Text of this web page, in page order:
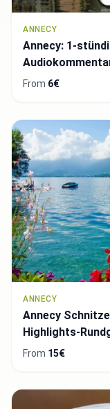
ANNECY
Annecy: 1-
From 6€
ANNECY
Annecy
Highlights-
From 15€